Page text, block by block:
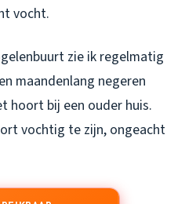
vocht.
zie ik regelmatig
maandenlang negeren
hoort bij een ouder huis.
vochtig te zijn, ongeacht